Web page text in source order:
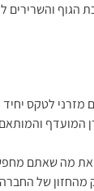
הגוף
לטקס יחיד
המועדף
מה שאתם
אחריות ל-20 שנה